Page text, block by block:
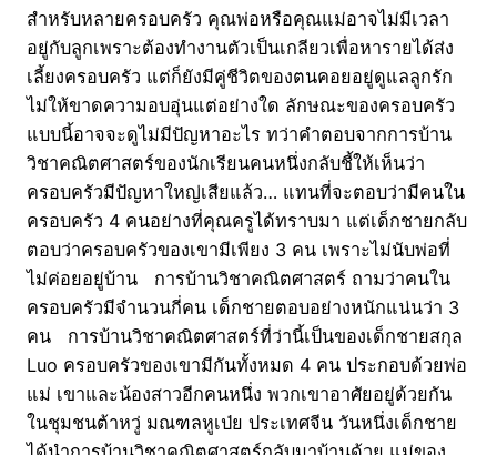
สำหรับหลายครอบครัว คุณพ่อหรือคุณแม่อาจไม่มีเวลา
อยู่กับลูกเพราะต้องทำงานตัวเป็นเกลียวเพื่อหารายได้ส่ง
เลี้ยงครอบครัว แต่ก็ยังมีคู่ชีวิตของตนคอยอยู่ดูแลลูกรัก
ไม่ให้ขาดความอบอุ่นแต่อย่างใด ลักษณะของครอบครัว
แบบนี้อาจจะดูไม่มีปัญหาอะไร ทว่าคำตอบจากการบ้าน
วิชาคณิตศาสตร์ของนักเรียนคนหนึ่งกลับชี้ให้เห็นว่า
ครอบครัวมีปัญหาใหญ่เสียแล้ว… แทนที่จะตอบว่ามีคนใน
ครอบครัว 4 คนอย่างที่คุณครูได้ทราบมา แต่เด็กชายกลับ
ตอบว่าครอบครัวของเขามีเพียง 3 คน เพราะไม่นับพ่อที่
ไม่ค่อยอยู่บ้าน การบ้านวิชาคณิตศาสตร์ ถามว่าคนใน
ครอบครัวมีจำนวนกี่คน เด็กชายตอบอย่างหนักแน่นว่า 3
คน การบ้านวิชาคณิตศาสตร์ที่ว่านี้เป็นของเด็กชายสกุล
Luo ครอบครัวของเขามีกันทั้งหมด 4 คน ประกอบด้วยพ่อ
แม่ เขาและน้องสาวอีกคนหนึ่ง พวกเขาอาศัยอยู่ด้วยกัน
ในชุมชนต้าหวู่ มณฑลหูเป่ย ประเทศจีน วันหนึ่งเด็กชาย